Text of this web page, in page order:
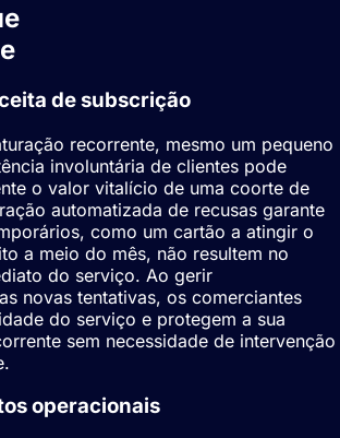
de subscrição
recorrente, mesmo um pequeno
involuntária de clientes pode
o valor vitalício de uma coorte de
automatizada de recusas garante
como um cartão a atingir o
a meio do mês, não resultem no
do serviço. Ao gerir
novas tentativas, os comerciantes
do serviço e protegem a sua
sem necessidade de intervenção
operacionais